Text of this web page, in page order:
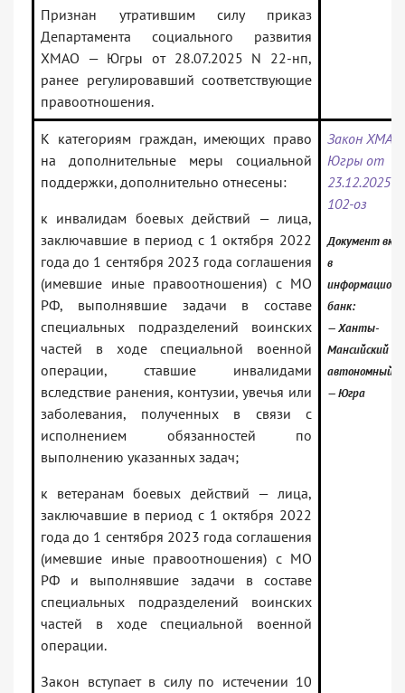
Признан утратившим силу приказ
Департамента социального развития
ХМАО — Югры от 28.07.2025 N 22-нп,
ранее регулировавший соответствующие
правоотношения.
К категориям граждан, имеющих право
на дополнительные меры социальной
поддержки, дополнительно отнесены:
к инвалидам боевых действий — лица,
заключавшие в период с 1 октября 2022
года до 1 сентября 2023 года соглашения
(имевшие иные правоотношения) с МО
РФ, выполнявшие задачи в составе
специальных подразделений воинских
частей в ходе специальной военной
операции, ставшие инвалидами
вследствие ранения, контузии, увечья или
заболевания, полученных в связи с
исполнением обязанностей по
выполнению указанных задач;
к ветеранам боевых действий — лица,
заключавшие в период с 1 октября 2022
года до 1 сентября 2023 года соглашения
(имевшие иные правоотношения) с МО
РФ и выполнявшие задачи в составе
специальных подразделений воинских
частей в ходе специальной военной
операции.
Закон вступает в силу по истечении 10
Закон
Югры от
23.12.2025 N
102-оз
Документ
в
банк:
— Ханты-
Мансийский
автономный
— Югра